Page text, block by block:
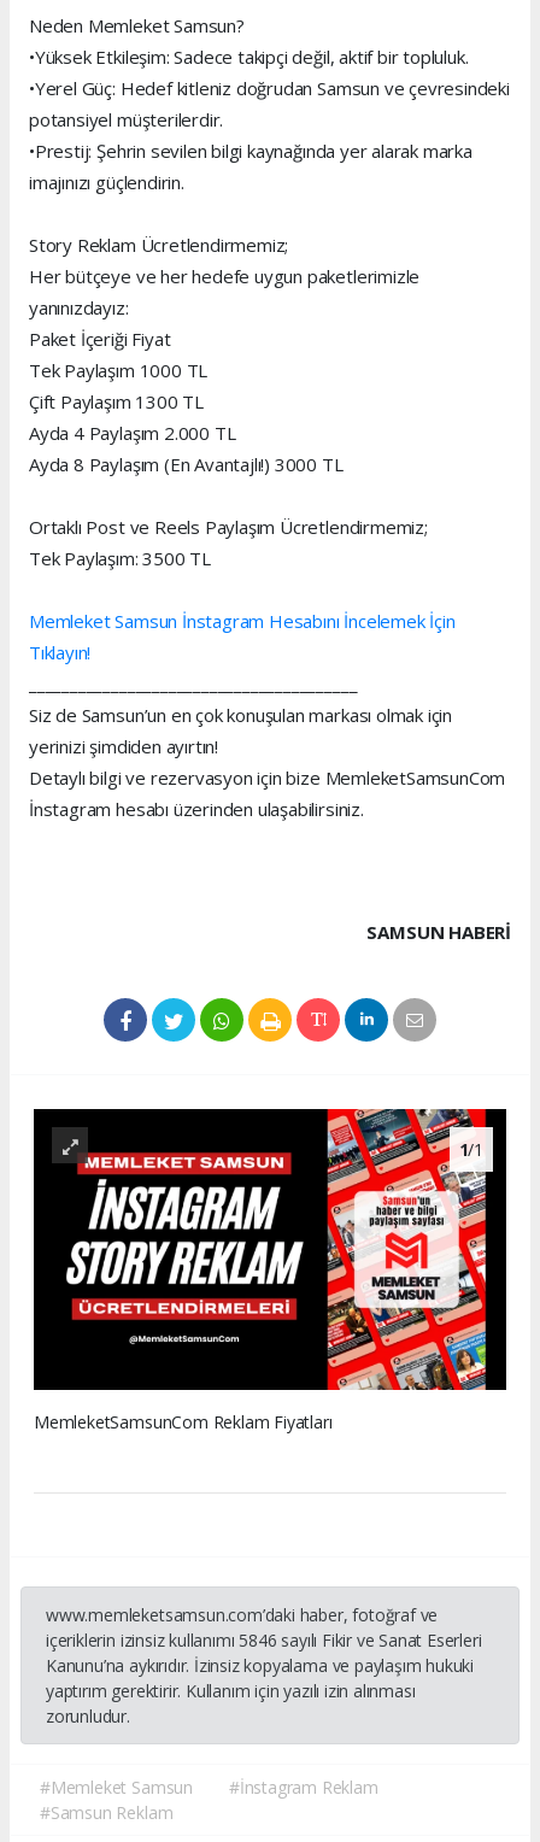
Neden Memleket Samsun?
•Yüksek Etkileşim: Sadece takipçi değil, aktif bir topluluk.
•Yerel Güç: Hedef kitleniz doğrudan Samsun ve çevresindeki
potansiyel müşterilerdir.
•Prestij: Şehrin sevilen bilgi kaynağında yer alarak marka
imajınızı güçlendirin.
Story Reklam Ücretlendirmemiz;
Her bütçeye ve her hedefe uygun paketlerimizle
yanınızdayız:
Paket İçeriği Fiyat
Tek Paylaşım 1000 TL
Çift Paylaşım 1300 TL
Ayda 4 Paylaşım 2.000 TL
Ayda 8 Paylaşım (En Avantajlı!) 3000 TL
Ortaklı Post ve Reels Paylaşım Ücretlendirmemiz;
Tek Paylaşım: 3500 TL
Memleket Samsun İnstagram Hesabını İncelemek İçin
Tıklayın!
Siz de Samsun’un en çok konuşulan markası olmak için
yerinizi şimdiden ayırtın!
Detaylı bilgi ve rezervasyon için bize MemleketSamsunCom
İnstagram hesabı üzerinden ulaşabilirsiniz.
SAMSUN HABERİ
1/1
MemleketSamsunCom Reklam Fiyatları
www.memleketsamsun.com’daki haber, fotoğraf ve
içeriklerin izinsiz kullanımı 5846 sayılı Fikir ve Sanat Eserleri
Kanunu’na aykırıdır. İzinsiz kopyalama ve paylaşım hukuki
yaptırım gerektirir. Kullanım için yazılı izin alınması
zorunludur.
#Memleket Samsun
#İnstagram Reklam
#Samsun Reklam